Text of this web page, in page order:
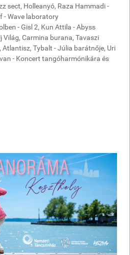
sect, Holleanyó, Raza Hammadi -
- Wave laboratory
- Gisl 2, Kun Attila - Abyss
Világ, Carmina burana, Tavaszi
Atlantisz, Tybalt - Júlia barátnője, Uri
- Koncert tangóharmónikára és